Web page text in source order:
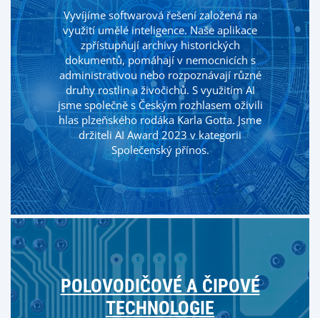
Vyvíjíme softwarová řešení založená na
využití umělé inteligence. Naše aplikace
zpřístupňují archivy historických
dokumentů, pomáhají v nemocnicích s
administrativou nebo rozpoznávají různé
druhy rostlin a živočichů. S využitím AI
jsme společně s Českým rozhlasem oživili
hlas plzeňského rodáka Karla Gotta. Jsme
držiteli AI Award 2023 v kategorii
Společenský přínos.
POLOVODIČOVÉ A ČIPOVÉ
TECHNOLOGIE